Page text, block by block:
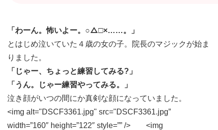
「わーん。怖いよー。○△□×……。」
とはじめ泣いていた４歳の女の子。院長のマジックが始ま
りました。
「じゃー、ちょっと練習してみる?」
「うん。じゃー練習やってみる。」
泣き顔がいつの間にか真剣な顔になっていました。
<img alt="DSCF3361.jpg" src="DSCF3361.jpg”
width=”160″ height=”122″ style=”” /> <img